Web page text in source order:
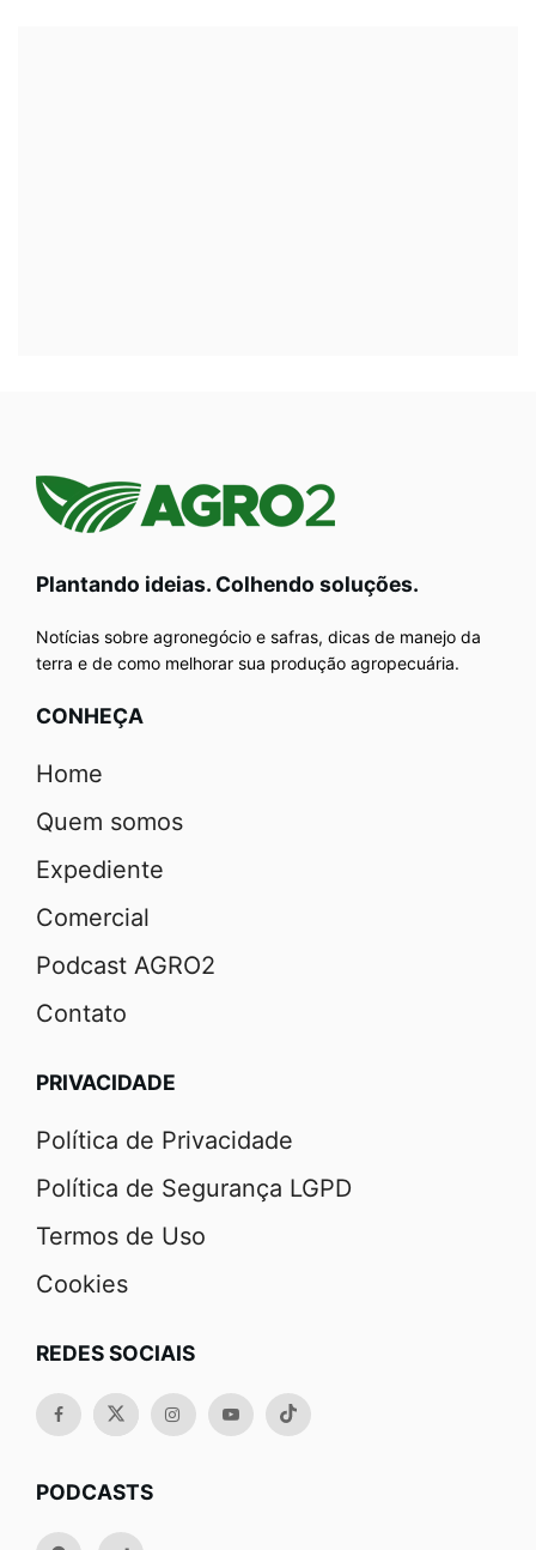
Plantando ideias. Colhendo soluções.
Notícias sobre agronegócio e safras, dicas de manejo da
terra e de como melhorar sua produção agropecuária.
CONHEÇA
Home
Quem somos
Expediente
Comercial
Podcast AGRO2
Contato
PRIVACIDADE
Política de Privacidade
Política de Segurança LGPD
Termos de Uso
Cookies
REDES SOCIAIS
PODCASTS